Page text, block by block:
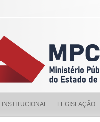
INSTITUCIONAL LEGISLAÇÃO